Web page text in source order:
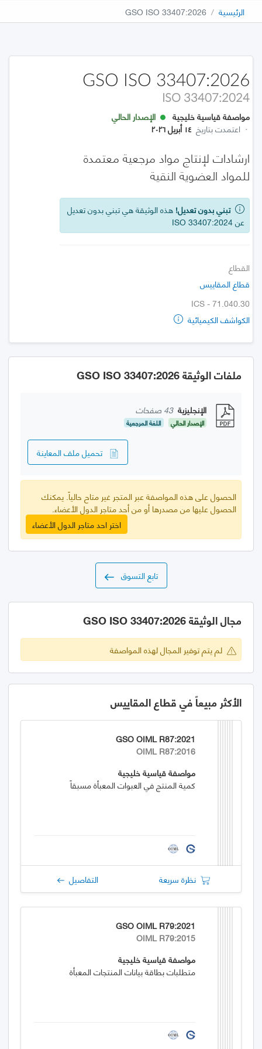
الرئيسية GSO ISO 33407:2026
GSO ISO 33407:2026
ISO 33407:2024
مواصفة قياسية خليجية
الإصدار الحالي
· اعتمدت بتاريخ ١٤ أبريل ٢٠٢٦
ارشادات لإنتاج مواد مرجعية معتمدة
للمواد العضوية النقية
تبني بدون تعديل! هذه الوثيقة هي تبني بدون تعديل
عن ISO 33407:2024
القطاع
قطاع المقاييس
ICS - 71.040.30
الكواشف الكيميائية
ملفات الوثيقة GSO ISO 33407:2026
الإنجليزية 43 صفحات
الإصدار الحالي اللغة المرجعية
تحميل ملف المعاينة
الحصول على هذه المواصفة عبر المتجر غير متاح حالياً. يمكنك
الحصول عليها من مصدرها أو من أحد متاجر الدول الأعضاء.
اختر احد متاجر الدول الأعضاء
تابع التسوق
مجال الوثيقة GSO ISO 33407:2026
لم يتم توفير المجال لهذه المواصفة
الأكثر مبيعاً في قطاع المقاييس
GSO OIML R87:2021
OIML R87:2016
مواصفة قياسية خليجية
كمية المنتج في العبوات المعبأة مسبقاً
نظرة سريعة التفاصيل
GSO OIML R79:2021
OIML R79:2015
مواصفة قياسية خليجية
متطلبات بطاقة بيانات المنتجات المعبأة